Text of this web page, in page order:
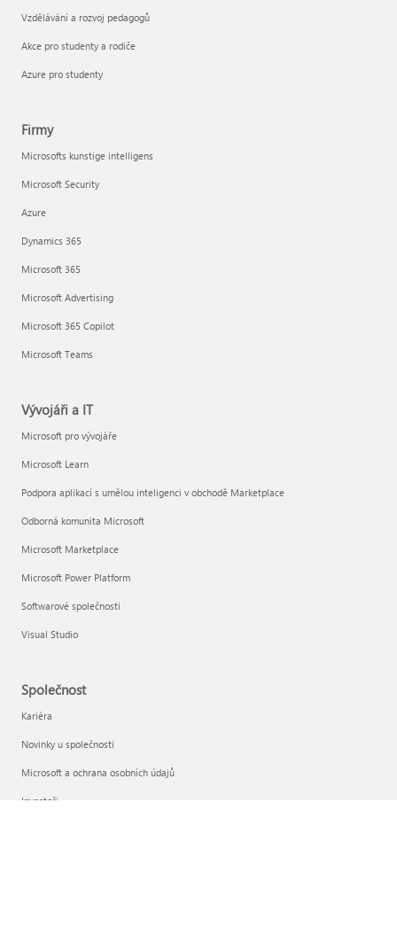
Vzdělávání a rozvoj pedagogů
Akce pro studenty a rodiče
Azure pro studenty
Firmy
Microsofts kunstige intelligens
Microsoft Security
Azure
Dynamics 365
Microsoft 365
Microsoft Advertising
Microsoft 365 Copilot
Microsoft Teams
Vývojáři a IT
Microsoft pro vývojáře
Microsoft Learn
Podpora aplikací s umělou inteligenci v obchodě Marketplace
Odborná komunita Microsoft
Microsoft Marketplace
Microsoft Power Platform
Softwarové společnosti
Visual Studio
Společnost
Kariéra
Novinky u společnosti
Microsoft a ochrana osobních údajů
Investoři